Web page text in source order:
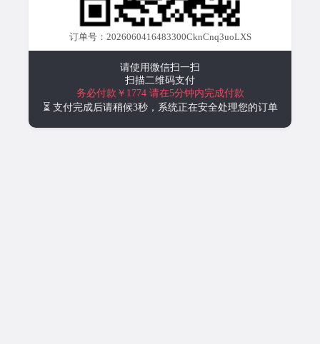
订单号：2026060416483300CknCnq3uoLXS
请使用微信扫一扫
扫描二维码支付
务必付款￥1774 请在5分钟内完成付款
⏳ 支付完成后请稍候3秒，系统正在安全处理您的订单